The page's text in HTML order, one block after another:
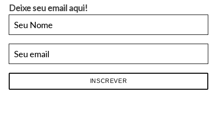
Deixe seu email aqui!